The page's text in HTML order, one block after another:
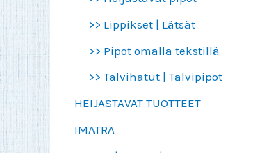
>> Lippikset | Lätsät
>> Pipot omalla tekstillä
>> Talvihatut | Talvipipot
HEIJASTAVAT TUOTTEET
IMATRA